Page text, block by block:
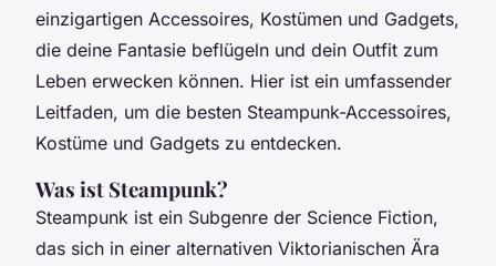
einzigartigen Accessoires, Kostümen und Gadgets,
die deine Fantasie beflügeln und dein Outfit zum
Leben erwecken können. Hier ist ein umfassender
Leitfaden, um die besten Steampunk-Accessoires,
Kostüme und Gadgets zu entdecken.
Was ist Steampunk?
Steampunk ist ein Subgenre der Science Fiction,
das sich in einer alternativen Viktorianischen Ära